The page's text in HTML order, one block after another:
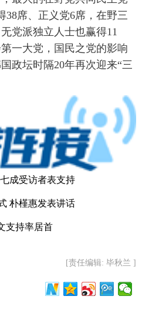
38席、正义党6席，在野三
党派独立人士也赢得11
一大党，国民之党的影响
政坛时隔20年再次迎来“三
成受访者表支持
朴槿惠发表讲话
支持率居首
[责任编辑: 毕秋兰 ]